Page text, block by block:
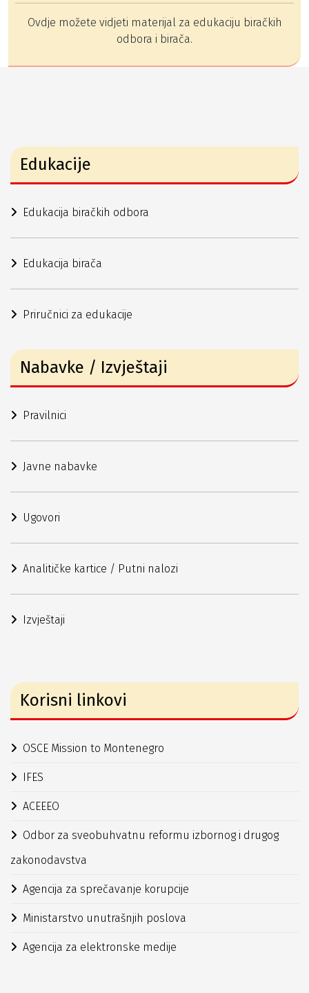
Ovdje možete vidjeti materijal za edukaciju biračkih
odbora i birača.
Edukacije
Edukacija biračkih odbora
Edukacija birača
Priručnici za edukacije
Nabavke / Izvještaji
Pravilnici
Javne nabavke
Ugovori
Analitičke kartice / Putni nalozi
Izvještaji
Korisni linkovi
OSCE Mission to Montenegro
IFES
ACEEEO
Odbor za sveobuhvatnu reformu izbornog i drugog
zakonodavstva
Agencija za sprečavanje korupcije
Ministarstvo unutrašnjih poslova
Agencija za elektronske medije